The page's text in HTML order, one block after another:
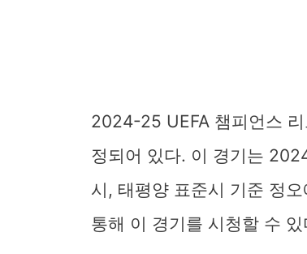
2024-25 UEFA 챔피언스
정되어 있다. 이 경기는
시, 태평양 표준시 기준 정
통해 이 경기를 시청할 수 있